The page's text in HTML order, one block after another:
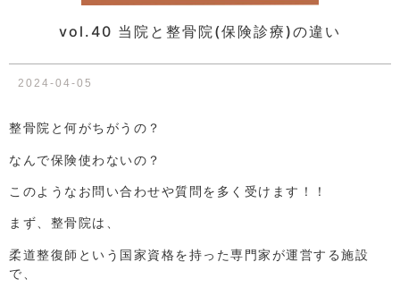
vol.40 当院と整骨院(保険診療)の違い
2024-04-05
整骨院と何がちがうの？
なんで保険使わないの？
このようなお問い合わせや質問を多く受けます！！
まず、 整骨院は、
柔道整復師という国家資格を持った専門家が運営する施設
で、